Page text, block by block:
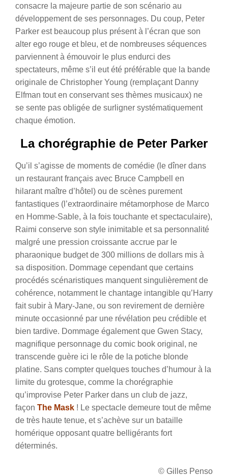
consacre la majeure partie de son scénario au
développement de ses personnages. Du coup, Peter
Parker est beaucoup plus présent à l’écran que son
alter ego rouge et bleu, et de nombreuses séquences
parviennent à émouvoir le plus endurci des
spectateurs, même s’il eut été préférable que la bande
originale de Christopher Young (remplaçant Danny
Elfman tout en conservant ses thèmes musicaux) ne
se sente pas obligée de surligner systématiquement
chaque émotion.
La chorégraphie de Peter Parker
Qu’il s’agisse de moments de comédie (le dîner dans
un restaurant français avec Bruce Campbell en
hilarant maître d’hôtel) ou de scènes purement
fantastiques (l’extraordinaire métamorphose de Marco
en Homme-Sable, à la fois touchante et spectaculaire),
Raimi conserve son style inimitable et sa personnalité
malgré une pression croissante accrue par le
pharaonique budget de 300 millions de dollars mis à
sa disposition. Dommage cependant que certains
procédés scénaristiques manquent singulièrement de
cohérence, notamment le chantage intangible qu’Harry
fait subir à Mary-Jane, ou son revirement de dernière
minute occasionné par une révélation peu crédible et
bien tardive. Dommage également que Gwen Stacy,
magnifique personnage du comic book original, ne
transcende guère ici le rôle de la potiche blonde
platine. Sans compter quelques touches d’humour à la
limite du grotesque, comme la chorégraphie
qu’improvise Peter Parker dans un club de jazz,
façon The Mask ! Le spectacle demeure tout de même
de très haute tenue, et s’achève sur un bataille
homérique opposant quatre belligérants fort
déterminés.
© Gilles Penso